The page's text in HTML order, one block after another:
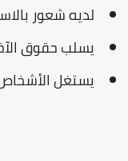
لديه شعور
يسلب حقوق
يستغل